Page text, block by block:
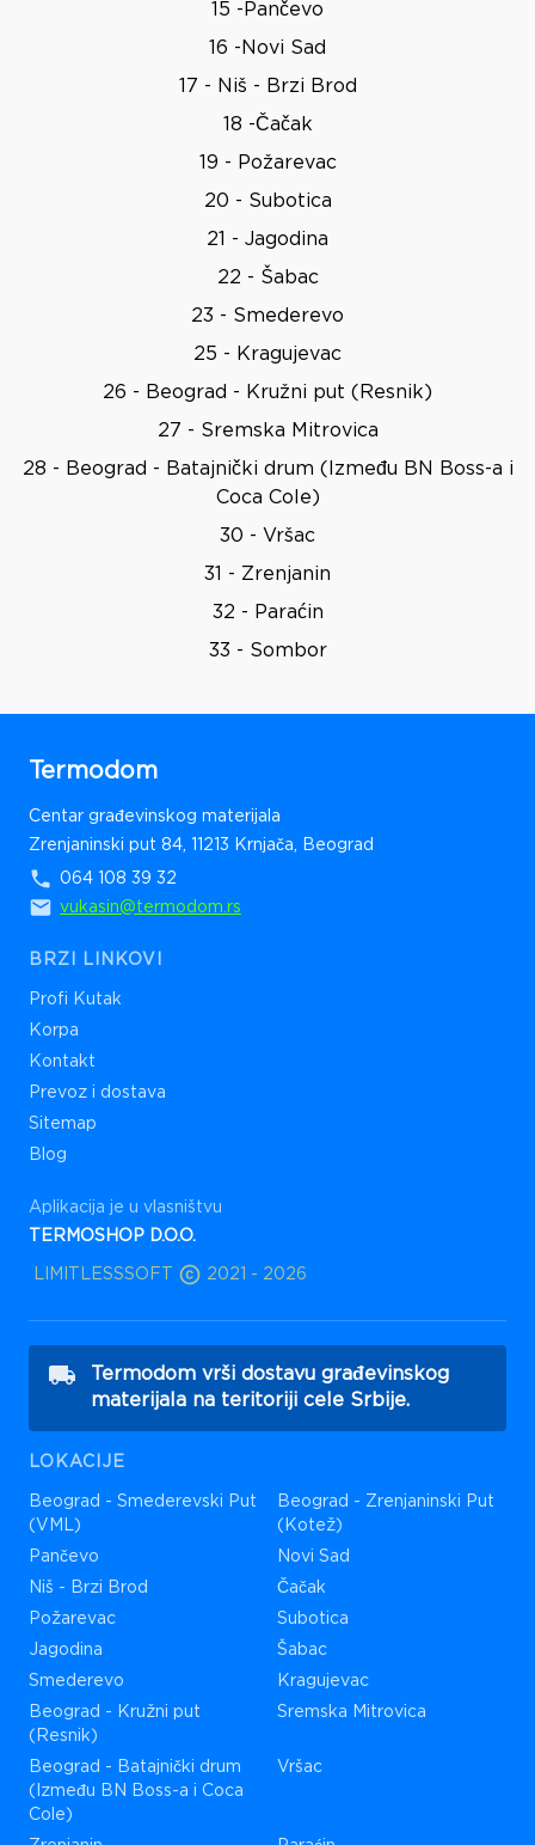
15 -Pančevo
16 -Novi Sad
17 - Niš - Brzi Brod
18 -Čačak
19 - Požarevac
20 - Subotica
21 - Jagodina
22 - Šabac
23 - Smederevo
25 - Kragujevac
26 - Beograd - Kružni put (Resnik)
27 - Sremska Mitrovica
28 - Beograd - Batajnički drum (Između BN Boss-a i
Coca Cole)
30 - Vršac
31 - Zrenjanin
32 - Paraćin
33 - Sombor
Termodom
Centar građevinskog materijala
Zrenjaninski put 84, 11213 Krnjača, Beograd
064 108 39 32
vukasin@termodom.rs
BRZI LINKOVI
Profi Kutak
Korpa
Kontakt
Prevoz i dostava
Sitemap
Blog
Aplikacija je u vlasništvu
TERMOSHOP D.O.O.
LIMITLESSSOFT 2021 - 2026
Termodom vrši dostavu građevinskog
materijala na teritoriji cele Srbije.
LOKACIJE
Beograd - Smederevski Put
(VML)
Beograd - Zrenjaninski Put
(Kotež)
Pančevo Novi Sad
Niš - Brzi Brod Čačak
Požarevac Subotica
Jagodina Šabac
Smederevo Kragujevac
Beograd - Kružni put
(Resnik)
Sremska Mitrovica
Beograd - Batajnički drum
(Između BN Boss-a i Coca
Cole)
Vršac